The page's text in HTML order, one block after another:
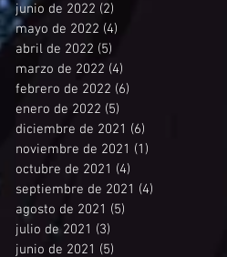
junio de 2022 (2)
mayo de 2022 (4)
abril de 2022 (5)
marzo de 2022 (4)
febrero de 2022 (6)
enero de 2022 (5)
diciembre de 2021 (6)
noviembre de 2021 (1)
octubre de 2021 (4)
septiembre de 2021 (4)
agosto de 2021 (5)
julio de 2021 (3)
junio de 2021 (5)